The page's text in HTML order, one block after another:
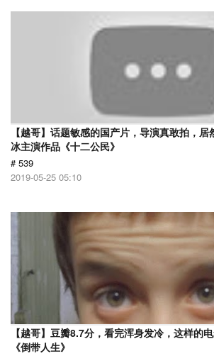
【越哥】话题敏感的国产片，导演真敢拍，
冰主演作品《十二公民》
# 539
2019-05-25 05:10
【越哥】豆瓣8.7分，看完浑身发冷，这样的
《倒带人生》